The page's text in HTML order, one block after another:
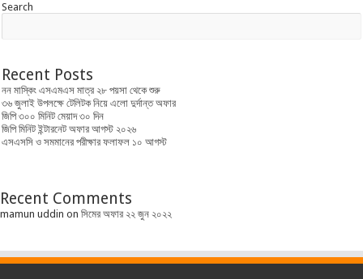
Search
Recent Posts
নন মাস্কিং এসএমএস মাত্র ২৮ পয়সা থেকে শুরু
৩৬ জুলাই উপলক্ষে টেলিটক নিয়ে এলো দুর্দান্ত অফার
জিপি ৩০০ মিনিট মেয়াদ ৩০ দিন
জিপি মিনিট ইন্টারনেট অফার আগস্ট ২০২৬
এসএসসি ও সমমানের পরীক্ষার ফলাফল ১০ আগস্ট
Recent Comments
mamun uddin on সিমের অফার ২২ জুন ২০২২